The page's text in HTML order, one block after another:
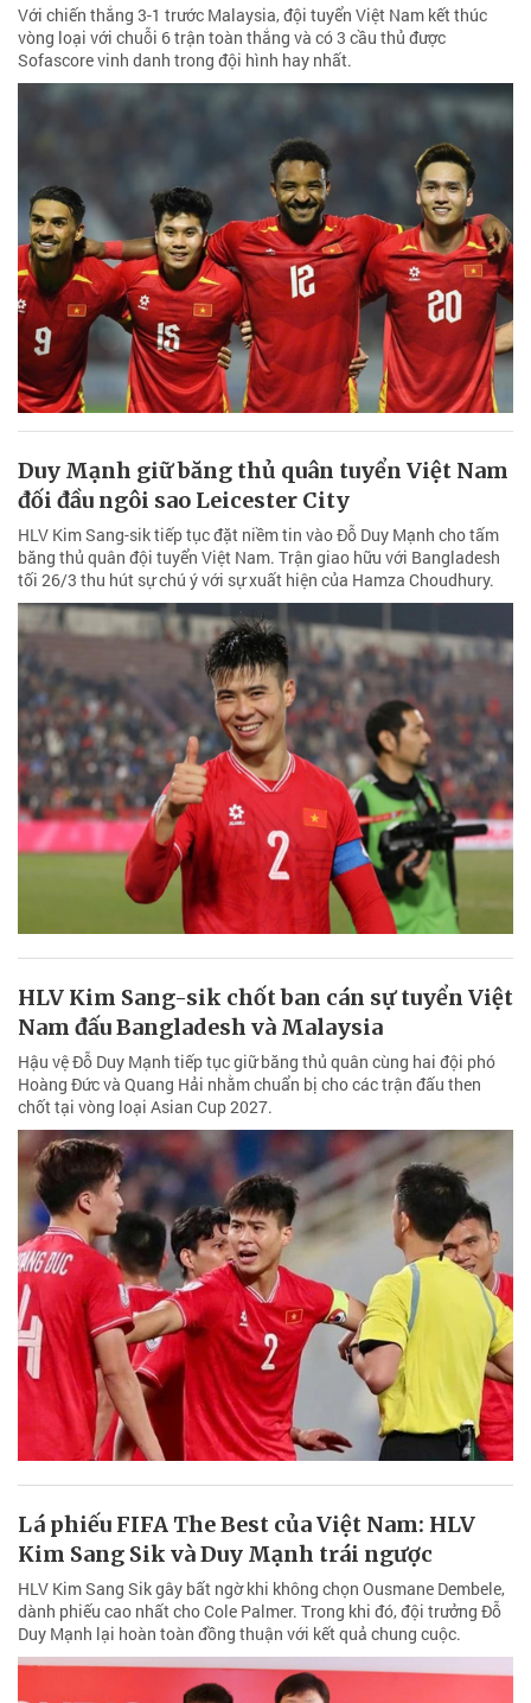
Với chiến thắng 3-1 trước Malaysia, đội tuyển Việt Nam kết thúc
vòng loại với chuỗi 6 trận toàn thắng và có 3 cầu thủ được
Sofascore vinh danh trong đội hình hay nhất.
Duy Mạnh giữ băng thủ quân tuyển Việt Nam
đối đầu ngôi sao Leicester City
HLV Kim Sang-sik tiếp tục đặt niềm tin vào Đỗ Duy Mạnh cho tấm
băng thủ quân đội tuyển Việt Nam. Trận giao hữu với Bangladesh
tối 26/3 thu hút sự chú ý với sự xuất hiện của Hamza Choudhury.
HLV Kim Sang-sik chốt ban cán sự tuyển Việt
Nam đấu Bangladesh và Malaysia
Hậu vệ Đỗ Duy Mạnh tiếp tục giữ băng thủ quân cùng hai đội phó
Hoàng Đức và Quang Hải nhằm chuẩn bị cho các trận đấu then
chốt tại vòng loại Asian Cup 2027.
Lá phiếu FIFA The Best của Việt Nam: HLV
Kim Sang Sik và Duy Mạnh trái ngược
HLV Kim Sang Sik gây bất ngờ khi không chọn Ousmane Dembele,
dành phiếu cao nhất cho Cole Palmer. Trong khi đó, đội trưởng Đỗ
Duy Mạnh lại hoàn toàn đồng thuận với kết quả chung cuộc.